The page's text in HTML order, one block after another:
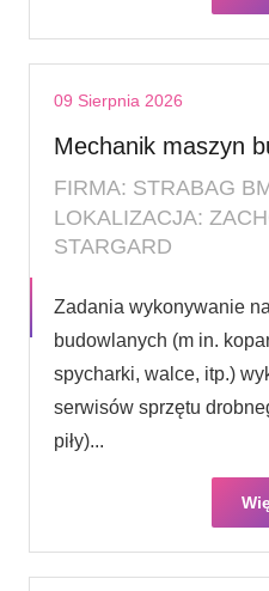
09 Sierpnia 2026
Mechanik maszyn
FIRMA: STRABAG
LOKALIZACJA:
STARGARD
Zadania wykonywanie
budowlanych (m in.
spycharki, walce, itp.)
serwisów sprzętu
piły)...